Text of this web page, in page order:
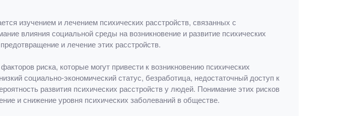
изучением и лечением психических расстройств, связанных с
влияния социальной среды на возникновение и развитие психических
и лечение этих расстройств.
риска, которые могут привести к возникновению психических
социально-экономический статус, безработица, недостаточный доступ к
развития психических расстройств у людей. Понимание этих рисков
и снижение уровня психических заболеваний в обществе.